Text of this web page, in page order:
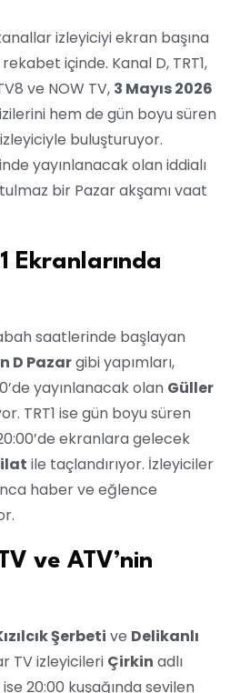
izleyiciyi ekran başına
içinde. Kanal D, TRT1,
ve NOW TV, 3 Mayıs 2026
hem de gün boyu süren
buluşturuyor.
yayınlanacak olan iddialı
bir Pazar akşamı vaat
Ekranlarında
saatlerinde başlayan
D Pazargibi yapımları,
yayınlanacak olan Güller
TRT1 ise gün boyu süren
ekranlara gelecek
ile taçlandırıyor. İzleyiciler
haber ve eğlence
ve ATV’nin
Şerbeti ve Delikanlı
TV izleyicileri Çirkin adlı
20:00 kuşağında sevilen